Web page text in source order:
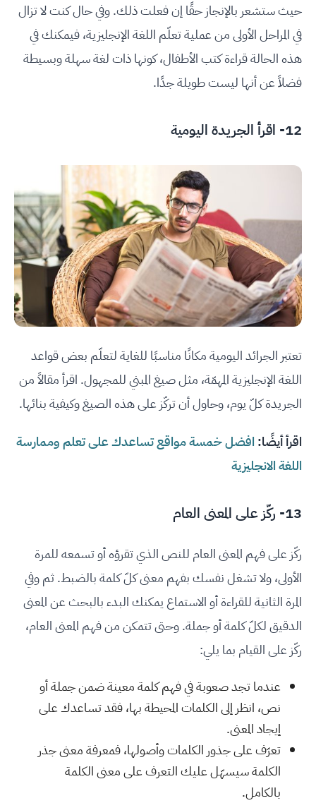
حيث ستشعر بالإنجاز حقًا إن فعلت ذلك. وفي حال كنت لا تزال
في المراحل الأولى من عملية تعلّم اللغة الإنجليزية، فيمكنك في
هذه الحالة قراءة كتب الأطفال، كونها ذات لغة سهلة وبسيطة
فضلاً عن أنها ليست طويلة جدًا.
12- اقرأ الجريدة اليومية
تعتبر الجرائد اليومية مكانًا مناسبًا للغاية لتعلّم بعض قواعد
اللغة الإنجليزية المهمّة، مثل صيغ المبني للمجهول. اقرأ مقالاً من
الجريدة كلّ يوم، وحاول أن تركّز على هذه الصيغ وكيفية بنائها.
اقرأ أيضًا: افضل خمسة مواقع تساعدك على تعلم وممارسة
اللغة الانجليزية
13- ركّز على المعنى العام
ركّز على فهم المعنى العام للنص الذي تقرؤه أو تسمعه للمرة
الأولى، ولا تشغل نفسك بفهم معنى كلّ كلمة بالضبط. ثم وفي
المرة الثانية للقراءة أو الاستماع يمكنك البدء بالبحث عن المعنى
الدقيق لكلّ كلمة أو جملة. وحتى تتمكن من فهم المعنى العام،
ركّز على القيام بما يلي:
عندما تجد صعوبة في فهم كلمة معينة ضمن جملة أو
نص، انظر إلى الكلمات المحيطة بها، فقد تساعدك على
إيجاد المعنى.
تعرّف على جذور الكلمات وأصولها، فمعرفة معنى جذر
الكلمة سيسهّل عليك التعرف على معنى الكلمة
بالكامل.